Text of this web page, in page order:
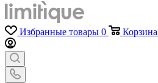
Избранные товары 0 Корзина